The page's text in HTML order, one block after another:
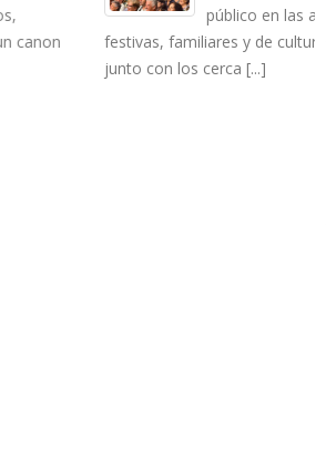
público en las actividades
festivas, familiares y de cultura popular,
junto con los cerca [...]